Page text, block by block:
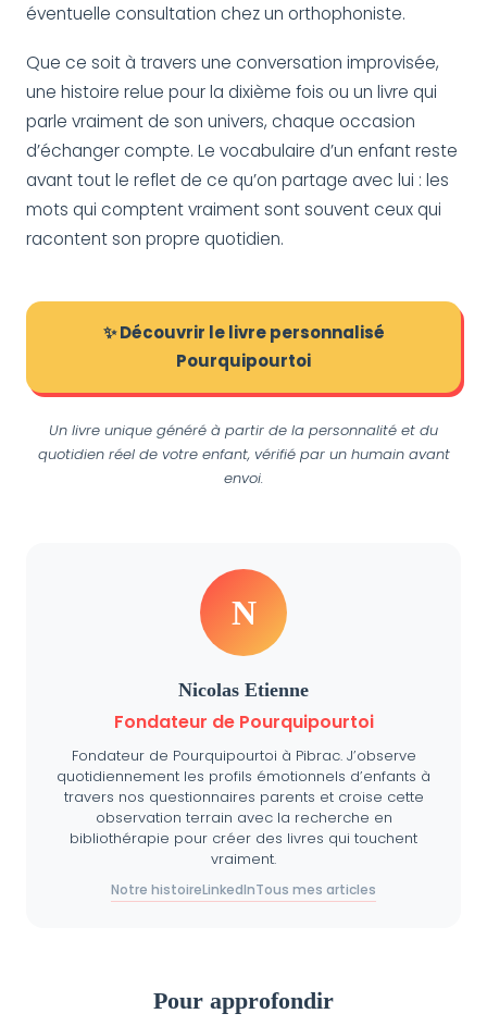
éventuelle consultation chez un orthophoniste.
Que ce soit à travers une conversation improvisée,
une histoire relue pour la dixième fois ou un livre qui
parle vraiment de son univers, chaque occasion
d’échanger compte. Le vocabulaire d’un enfant reste
avant tout le reflet de ce qu’on partage avec lui : les
mots qui comptent vraiment sont souvent ceux qui
racontent son propre quotidien.
✨ Découvrir le livre personnalisé
Pourquipourtoi
Un livre unique généré à partir de la personnalité et du
quotidien réel de votre enfant, vérifié par un humain avant
envoi.
N
Nicolas Etienne
Fondateur de Pourquipourtoi
Fondateur de Pourquipourtoi à Pibrac. J’observe
quotidiennement les profils émotionnels d’enfants à
travers nos questionnaires parents et croise cette
observation terrain avec la recherche en
bibliothérapie pour créer des livres qui touchent
vraiment.
Notre histoireLinkedInTous mes articles
Pour approfondir